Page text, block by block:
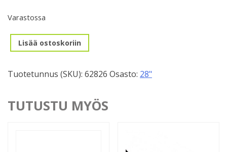
Varastossa
Vanne
622mm,
Alumiini,
määrä
Lisää ostoskoriin
Tuotetunnus (SKU): 62826 Osasto: 28"
TUTUSTU MYÖS